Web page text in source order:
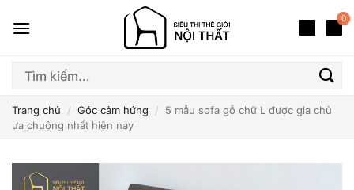
qua
dung
0
Tìm
Trang chủ / Góc cảm hứng /
5 mẫu sofa gỗ chữ L được gia chủ
ưa chuộng nhất hiện nay